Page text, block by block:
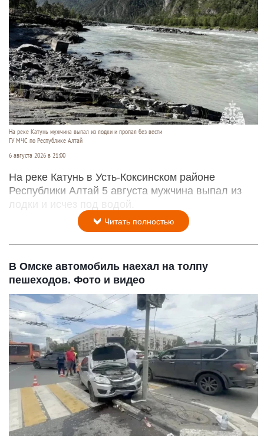
На реке Катунь мужчина выпал из лодки и пропал без вести
ГУ МЧС по Республике Алтай
6 августа 2026 в 21:00
На реке Катунь в Усть-Коксинском районе
Республики Алтай 5 августа мужчина выпал из
лодки и исчез под водой.
Читать полностью
В Омске автомобиль наехал на толпу
пешеходов. Фото и видео